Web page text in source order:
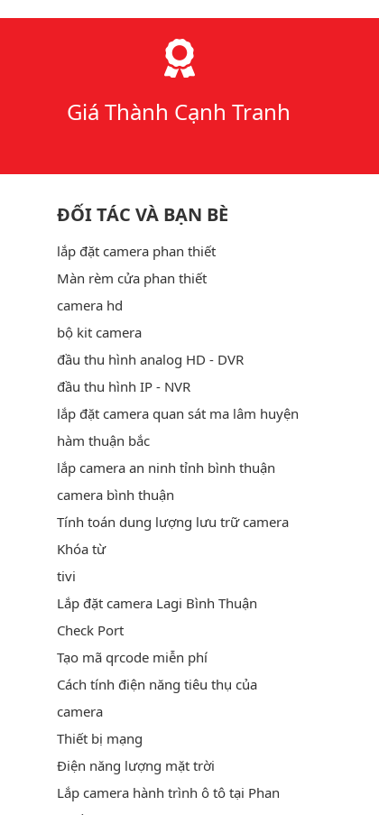
Giá Thành Cạnh Tranh
ĐỐI TÁC VÀ BẠN BÈ
lắp đặt camera phan thiết
Màn rèm cửa phan thiết
camera hd
bộ kit camera
đầu thu hình analog HD - DVR
đầu thu hình IP - NVR
lắp đặt camera quan sát ma lâm huyện
hàm thuận bắc
lắp camera an ninh tỉnh bình thuận
camera bình thuận
Tính toán dung lượng lưu trữ camera
Khóa từ
tivi
Lắp đặt camera Lagi Bình Thuận
Check Port
Tạo mã qrcode miễn phí
Cách tính điện năng tiêu thụ của
camera
Thiết bị mạng
Điện năng lượng mặt trời
Lắp camera hành trình ô tô tại Phan